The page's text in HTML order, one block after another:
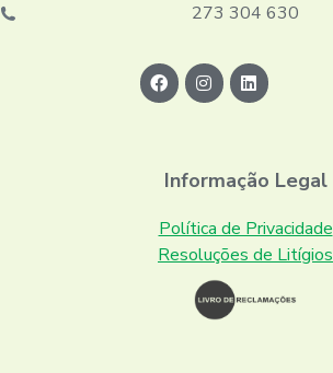
273 304 630
Informação Legal
Política de Privacidade
Resoluções de Litígios